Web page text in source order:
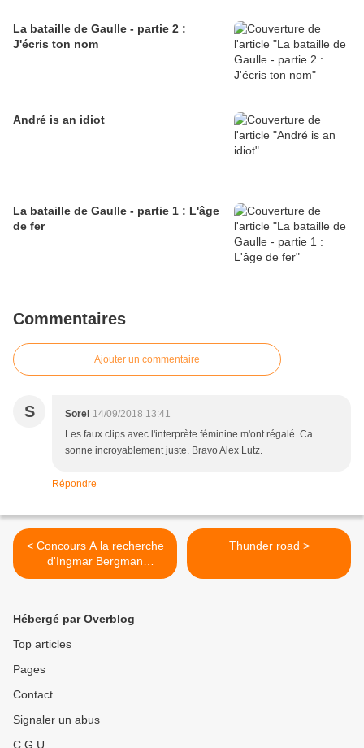
La bataille de Gaulle - partie 2 :
J'écris ton nom
André is an idiot
La bataille de Gaulle - partie 1 : L'âge
de fer
Commentaires
Ajouter un commentaire
S Sorel 14/09/2018 13:41
Les faux clips avec l'interprète féminine m'ont régalé. Ca
sonne incroyablement juste. Bravo Alex Lutz.
Répondre
< Concours A la recherche
d'Ingmar Bergman
(Terminé)
Thunder road >
Hébergé par Overblog
Top articles
Pages
Contact
Signaler un abus
C.G.U.